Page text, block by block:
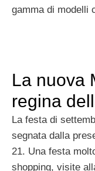
gamma di modelli
La nuova
regina
La festa di
segnata dalla
21. Una festa
shopping, visite